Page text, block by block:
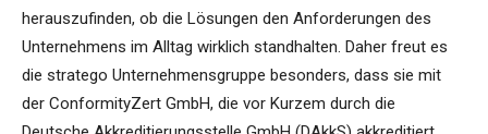
herauszufinden, ob die Lösungen den Anforderungen des
Unternehmens im Alltag wirklich standhalten. Daher freut es
die stratego Unternehmensgruppe besonders, dass sie mit
der ConformityZert GmbH, die vor Kurzem durch die